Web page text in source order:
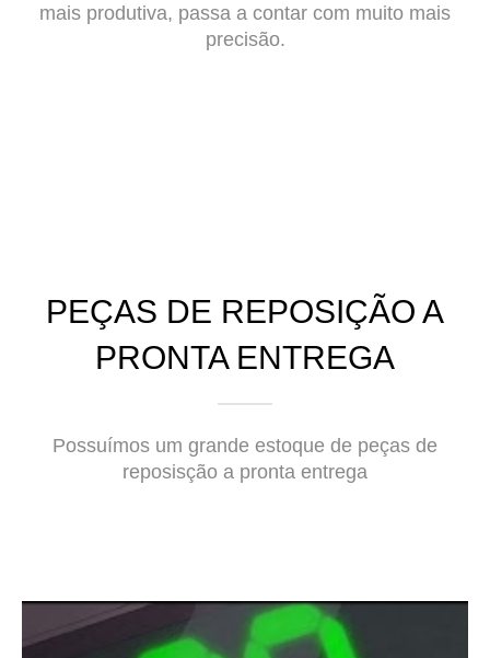
mais produtiva, passa a contar com muito mais
precisão.
PEÇAS DE REPOSIÇÃO A
PRONTA ENTREGA
Possuímos um grande estoque de peças de
reposisção a pronta entrega